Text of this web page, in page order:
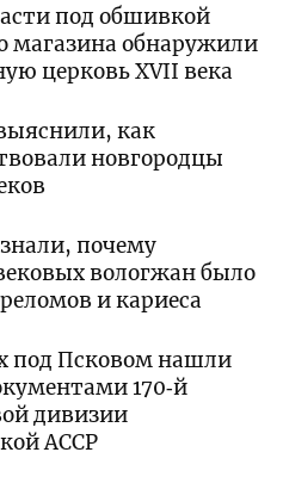
под обшивкой
магазина обнаружили
церковь XVII века
как
новгородцы
почему
вологжан было
и кариеса
под Псковом нашли
170‑й
дивизии
АССР